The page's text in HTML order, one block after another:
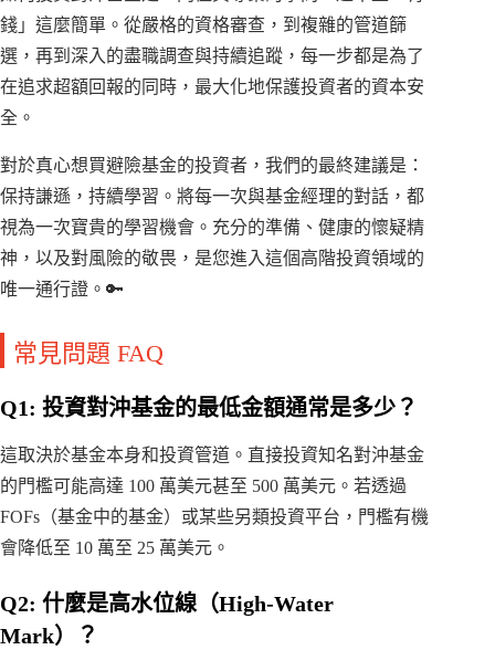
錢」這麼簡單。從嚴格的資格審查，到複雜的管道篩
選，再到深入的盡職調查與持續追蹤，每一步都是為了
在追求超額回報的同時，最大化地保護投資者的資本安
全。
對於真心想買避險基金的投資者，我們的最終建議是：
保持謙遜，持續學習。將每一次與基金經理的對話，都
視為一次寶貴的學習機會。充分的準備、健康的懷疑精
神，以及對風險的敬畏，是您進入這個高階投資領域的
唯一通行證。🔑
常見問題 FAQ
Q1: 投資對沖基金的最低金額通常是多少？
這取決於基金本身和投資管道。直接投資知名對沖基金
的門檻可能高達 100 萬美元甚至 500 萬美元。若透過
FOFs（基金中的基金）或某些另類投資平台，門檻有機
會降低至 10 萬至 25 萬美元。
Q2: 什麼是高水位線（High-Water
Mark）？